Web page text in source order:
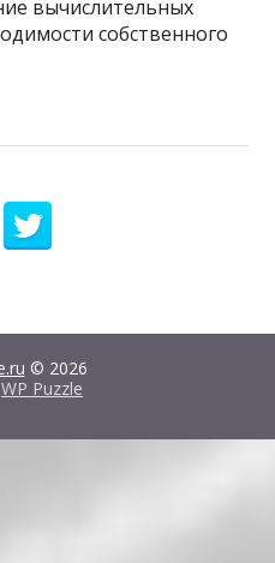
вычислительных
собственного
© 2026
WP Puzzle